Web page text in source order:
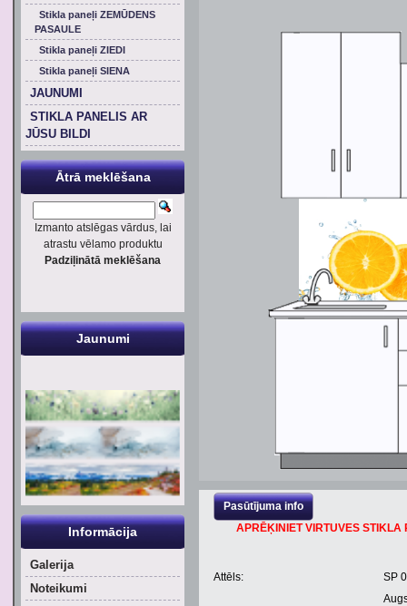
Pasūtījuma info
APRĒĶINIET VIRTUVES
Attēls:
SP
Stikla paneļi ZEMŪDENS
PASAULE
Stikla paneļi ZIEDI
Stikla paneļi SIENA
JAUNUMI
STIKLA PANELIS AR
JŪSU BILDI
Ātrā meklēšana
Izmanto atslēgas vārdus, lai
atrastu vēlamo produktu
Padziļinātā meklēšana
Jaunumi
Informācija
Galerija
Noteikumi